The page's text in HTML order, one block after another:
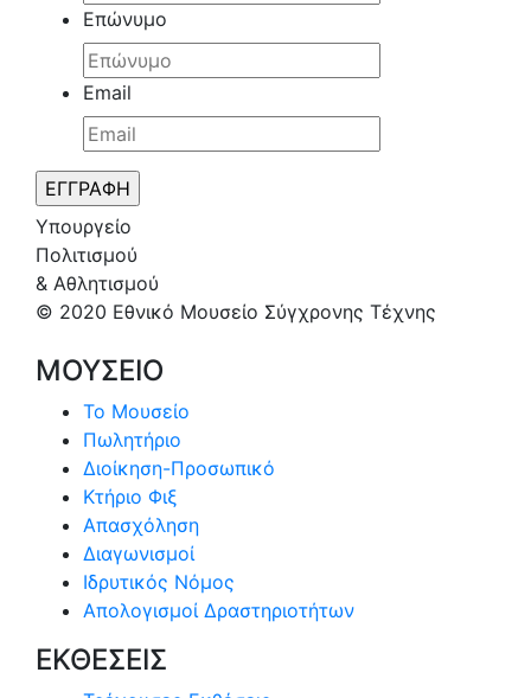
Επώνυμο
Email
Υπουργείο
Πολιτισμού
& Αθλητισμού
© 2020 Εθνικό Μουσείο Σύγχρονης Τέχνης
ΜΟΥΣΕΙΟ
Το Μουσείο
Πωλητήριο
Διοίκηση-Προσωπικό
Κτήριο Φιξ
Απασχόληση
Διαγωνισμοί
Ιδρυτικός Νόμος
Απολογισμοί Δραστηριοτήτων
ΕΚΘΕΣΕΙΣ